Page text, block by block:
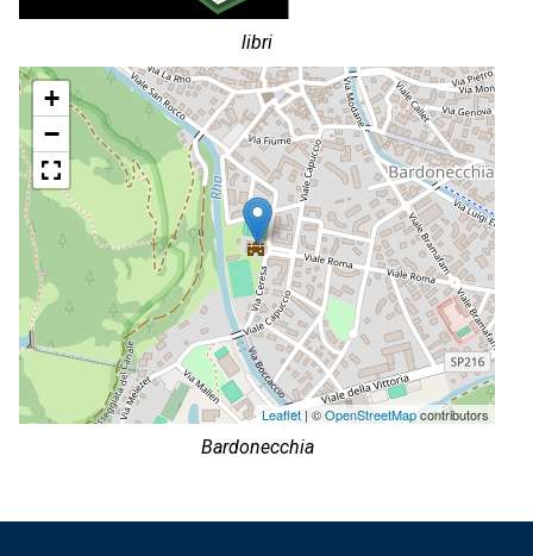
libri
+
−
Leaflet| ©OpenStreetMapcontributors
Bardonecchia